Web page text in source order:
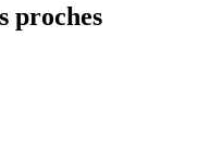
proches